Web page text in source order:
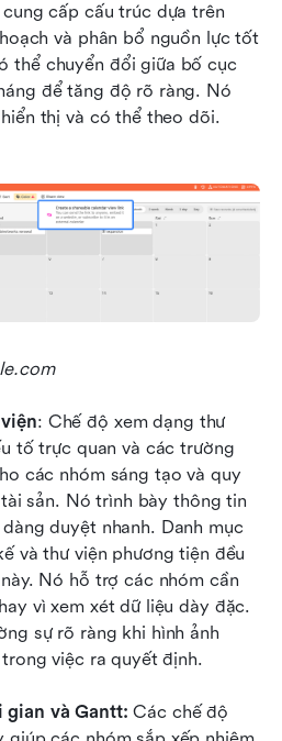
cấp cấu trúc dựa trên
và phân bổ nguồn lực tốt
thể chuyển đổi giữa bố cục
để tăng độ rõ ràng. Nó
thị và có thể theo dõi.
: Chế độ xem dạng thư
tố trực quan và các trường
các nhóm sáng tạo và quy
sản. Nó trình bày thông tin
duyệt nhanh. Danh mục
và thư viện phương tiện đều
Nó hỗ trợ các nhóm cần
vì xem xét dữ liệu dày đặc.
sự rõ ràng khi hình ảnh
việc ra quyết định.
gian và Gantt: Các chế độ